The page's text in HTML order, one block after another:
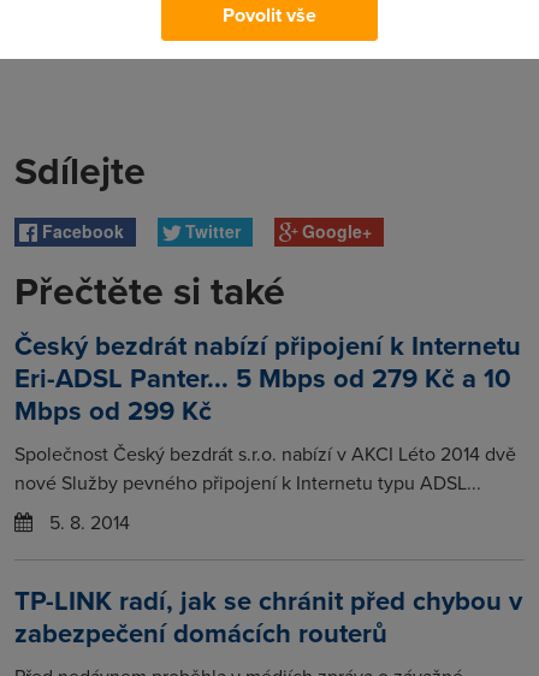
Sdílejte
Facebook Twitter Google+
Přečtěte si také
Český bezdrát nabízí připojení k Internetu
Eri-ADSL Panter... 5 Mbps od 279 Kč a 10
Mbps od 299 Kč
Společnost Český bezdrát s.r.o. nabízí v AKCI Léto 2014 dvě
nové Služby pevného připojení k Internetu typu ADSL...
5. 8. 2014
TP-LINK radí, jak se chránit před chybou v
zabezpečení domácích routerů
Povolit vše